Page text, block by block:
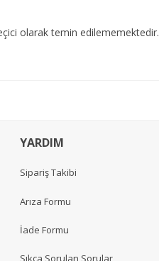
olarak temin edilememektedir.
YARDIM
Sipariş Takibi
Arıza Formu
İade Formu
Sıkça Sorulan Sorular